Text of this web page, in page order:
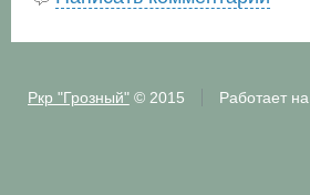
Ркр "Грозный"© 2015 Работает на